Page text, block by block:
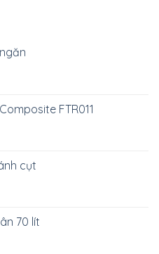
FTR011
cụt
70 lít